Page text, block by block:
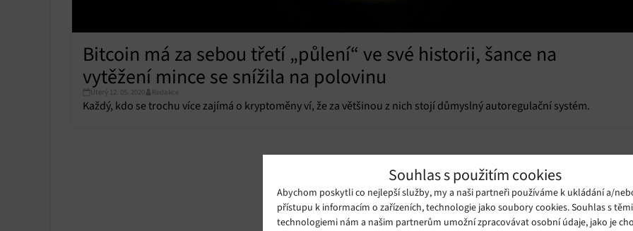
Souhlas s použitím cookies
Abychom poskytli co nejlepší služby, my a naši partneři používáme k ukládání a/
přístupu k informacím o zařízeních, technologie jako soubory cookies. Souhlas s
technologiemi nám a našim partnerům umožní zpracovávat osobní údaje, jako je
Bitcoin má za sebou třetí „půlení“ ve své historii, šance na
vytěžení mince se snížila na polovinu
Úterý 12. 05. 2020 Redakce
Každý, kdo se trochu více zajímá o kryptoměny ví, že za většinou z nich stojí důmyslný autoregulační systém.